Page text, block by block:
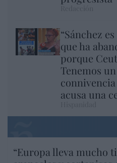
“Sánchez
que ha
porque
Tenemos
acusa una
“Europa lleva mucho